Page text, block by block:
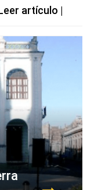
artículo